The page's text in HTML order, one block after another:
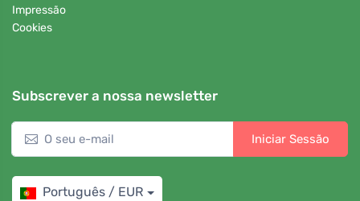
Impressão
Cookies
Subscrever a nossa newsletter
Iniciar Sessão
Português / EUR